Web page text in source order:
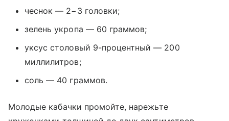
чеснок — 2−3 головки;
зелень укропа — 60 граммов;
уксус столовый 9-процентный — 200
миллилитров;
соль — 40 граммов.
Молодые кабачки промойте, нарежьте